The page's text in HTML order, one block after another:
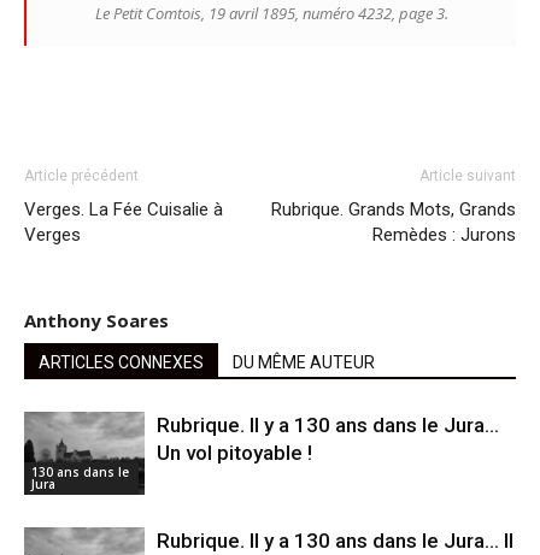
Le Petit Comtois, 19 avril 1895, numéro 4232, page 3.
Article précédent
Verges. La Fée Cuisalie à
Verges
Article suivant
Rubrique. Grands Mots, Grands
Remèdes : Jurons
Anthony Soares
ARTICLES CONNEXES DU MÊME AUTEUR
130 ans dans le
Jura
Rubrique. ll y a 130 ans dans le Jura…
Un vol pitoyable !
Rubrique. Il y a 130 ans dans le Jura… Il